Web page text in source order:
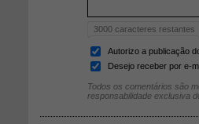
3000 caracteres restantes
Autorizo a publicação
Desejo receber por e-
Todos os comentários são
responsabilidade exclusiva